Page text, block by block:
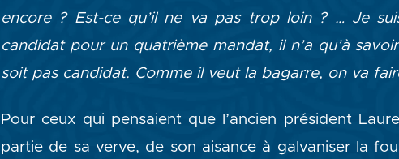
encore ? Est-ce qu’il ne va pas trop loin ? … Je
candidat pour un quatrième mandat, il n’a qu’à
soit pas candidat. Comme il veut la bagarre, on va
Pour ceux qui pensaient que l’ancien président
partie de sa verve, de son aisance à galvaniser la